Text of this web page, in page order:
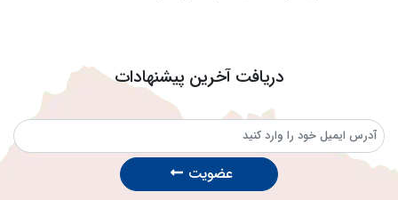
دریافت آخرین پیشنهادات
عضویت